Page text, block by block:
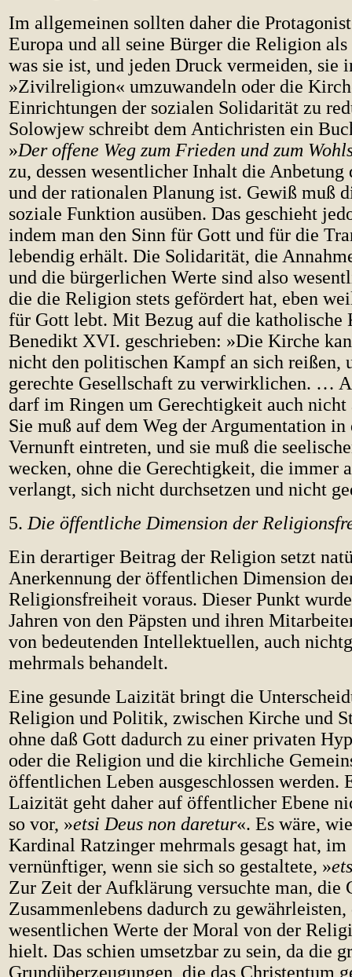
Im allgemeinen sollten daher die
Europa und all seine Bürger die Religion als
was sie ist, und jeden Druck vermeiden, sie
»Zivilreligion« umzuwandeln oder die
Einrichtungen der sozialen Solidarität zu
Solowjew schreibt dem Antichristen ein
»Der offene Weg zum Frieden und zum
zu, dessen wesentlicher Inhalt die Anbetung
und der rationalen Planung ist. Gewiß muß
soziale Funktion ausüben. Das geschieht
indem man den Sinn für Gott und für die
lebendig erhält. Die Solidarität, die
und die bürgerlichen Werte sind also
die die Religion stets gefördert hat, eben
für Gott lebt. Mit Bezug auf die katholische
Benedikt XVI. geschrieben: »Die Kirche
nicht den politischen Kampf an sich reißen,
gerechte Gesellschaft zu verwirklichen. …
darf im Ringen um Gerechtigkeit auch nicht
Sie muß auf dem Weg der Argumentation in
Vernunft eintreten, und sie muß die
wecken, ohne die Gerechtigkeit, die immer
verlangt, sich nicht durchsetzen und nicht
5. Die öffentliche Dimension der
Ein derartiger Beitrag der Religion setzt
Anerkennung der öffentlichen Dimension
Religionsfreiheit voraus. Dieser Punkt
Jahren von den Päpsten und ihren
von bedeutenden Intellektuellen, auch
mehrmals behandelt.
Eine gesunde Laizität bringt die
Religion und Politik, zwischen Kirche und
ohne daß Gott dadurch zu einer privaten
oder die Religion und die kirchliche
öffentlichen Leben ausgeschlossen werden.
Laizität geht daher auf öffentlicher Ebene
so vor, »etsi Deus non daretur«. Es wäre,
Kardinal Ratzinger mehrmals gesagt hat, im
vernünftiger, wenn sie sich so gestaltete, »
Zur Zeit der Aufklärung versuchte man, die
Zusammenlebens dadurch zu
wesentlichen Werte der Moral von der
hielt. Das schien umsetzbar zu sein, da die
Grundüberzeugungen, die das Christentum